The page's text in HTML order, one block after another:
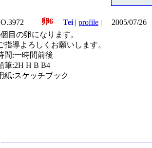
卵6 Tei | profile |
2005/07/26
目の卵になります。
指導よろしくお願いします。
間:一時間前後
筆:2H H B B4
紙:スケッチブック